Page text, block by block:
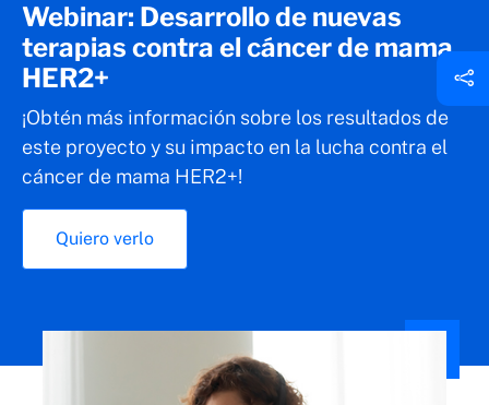
Webinar: Desarrollo de nuevas
terapias contra el cáncer de mama
HER2+
¡Obtén más información sobre los resultados de
este proyecto y su impacto en la lucha contra el
cáncer de mama HER2+!
Quiero verlo